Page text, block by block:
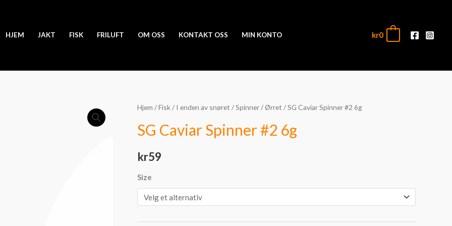
HJEM JAKT FISK FRILUFT OM OSS KONTAKT OSS MIN KONTO kr0
Hjem /Fisk/ I enden av snøret /Spinner/Ørret / SG Caviar Spinner #2 6g
SG Caviar Spinner #2 6g
kr59
Size
SG
Spinner
6g
antall